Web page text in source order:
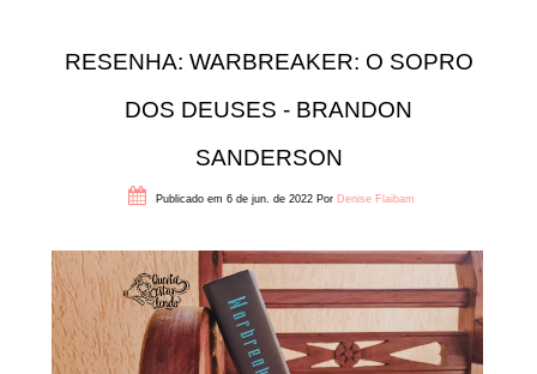
RESENHA: WARBREAKER: O SOPRO
DOS DEUSES - BRANDON
SANDERSON
Publicado em 6 de jun. de 2022 Por Denise Flaibam